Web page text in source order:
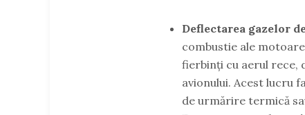
Deflectarea gazelor
combustie ale
fierbinți cu aerul rece,
avionului. Acest lucru
de urmărire termică